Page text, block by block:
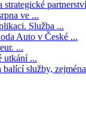
ve ...
Služba ...
Auto v České ...
...
utkání ...
služby,